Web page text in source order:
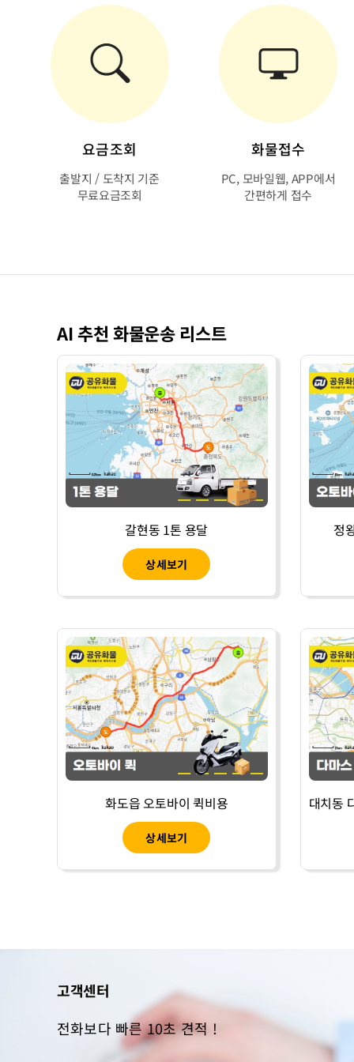
요금조회
출발지 / 도착지 기준
무료요금조회
화물접수
PC, 모바일웹, APP에서
간편하게 접수
AI 추천 화물운송 리스트
갈현동 1톤 용달
상세보기
정
화도읍 오토바이 퀵비용
상세보기
고객센터
전화보다 빠른 10초 견적 !